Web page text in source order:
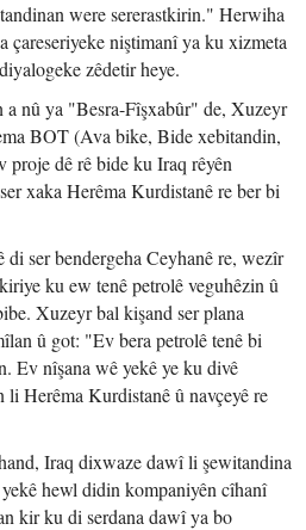
were sererastkirin." Herwiha
çareseriyeke niştimanî ya ku xizmeta
zêdetir heye.
a nû ya "Besra-Fîşxabûr" de, Xuzeyr
BOT (Ava bike, Bide xebitandin,
dê rê bide ku Iraq rêyên
xaka Herêma Kurdistanê re ber bi
ser bendergeha Ceyhanê re, wezîr
ku ew tenê petrolê veguhêzin û
Xuzeyr bal kişand ser plana
û got: "Ev bera petrolê tenê bi
Ev nîşana wê yekê ye ku divê
Herêma Kurdistanê û navçeyê re
Iraq dixwaze dawî li şewitandina
hewl didin kompaniyên cîhanî
kir ku di serdana dawî ya bo